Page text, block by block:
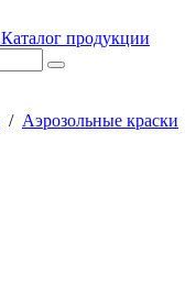
Каталог продукции
/ Аэрозольные краски